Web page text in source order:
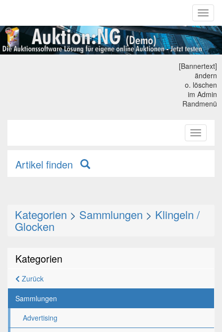
[Bannertext]
ändern
o. löschen
im Admin
Randmenü
Toggle
primary
Artikel finden
Kategorien > Sammlungen > Klingeln /
Glocken
Kategorien
Zurück
Sammlungen
Advertising